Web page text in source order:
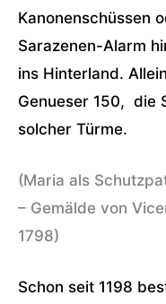
Kanonenschüssen
Sarazenen-Alarm
ins Hinterland.
Genueser 150, die
solcher Türme.
(Maria als
– Gemälde von
1798)
Schon seit 1198